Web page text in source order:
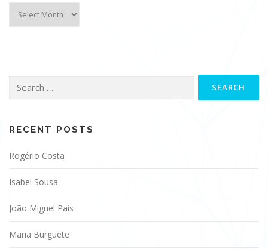
for:
RECENT POSTS
Rogério Costa
Isabel Sousa
João Miguel Pais
Maria Burguete